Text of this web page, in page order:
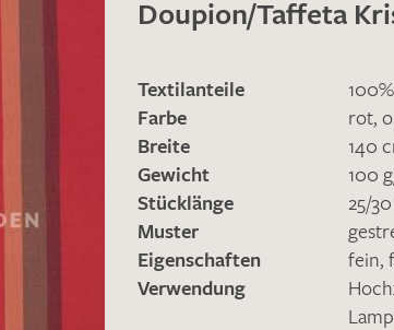
Doupion/Taffeta
Textilanteile
Farbe
rot,
Breite
140
Gewicht
100
Stücklänge
25/
Muster
Eigenschaften
fein,
Verwendung